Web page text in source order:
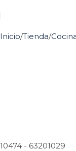
Inicio Tienda
10474 - 63201029